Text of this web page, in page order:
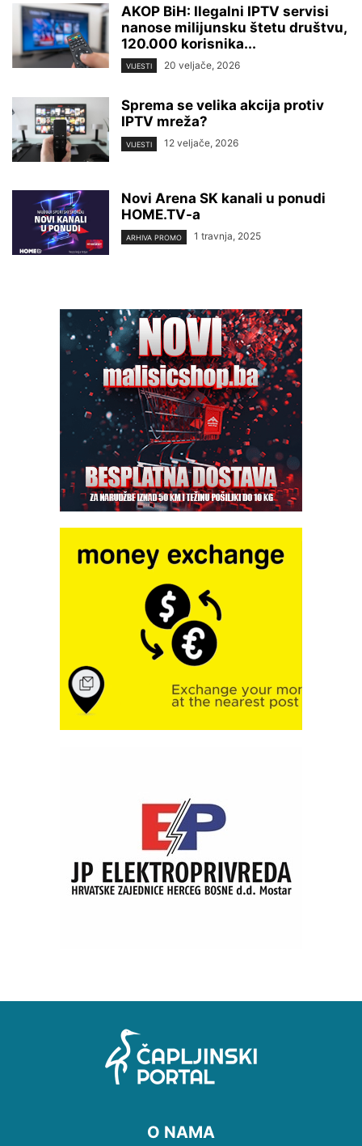
AKOP BiH: Ilegalni IPTV servisi
nanose milijunsku štetu društvu,
120.000 korisnika...
VIJESTI 20 veljače, 2026
Sprema se velika akcija protiv
IPTV mreža?
VIJESTI 12 veljače, 2026
Novi Arena SK kanali u ponudi
HOME.TV-a
ARHIVA PROMO 1 travnja, 2025
O NAMA